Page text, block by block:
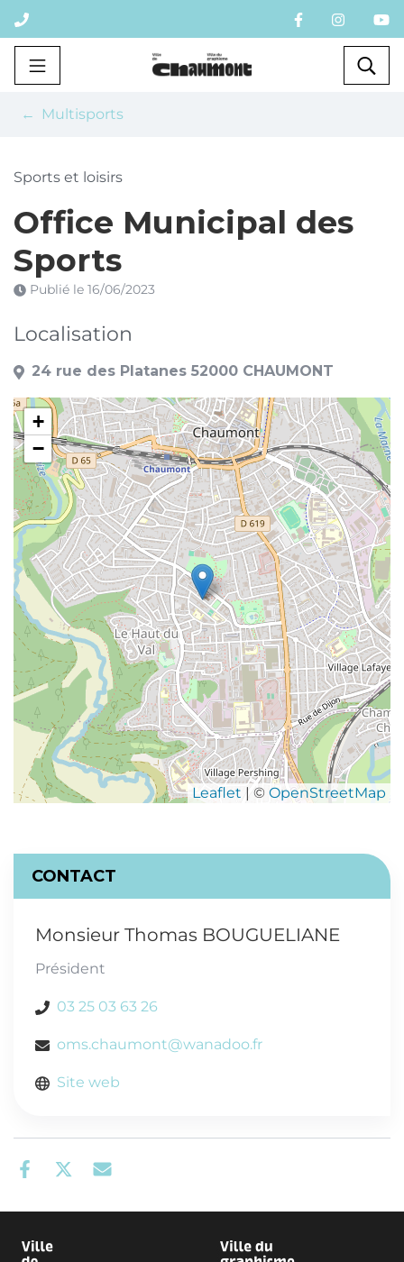
Aller
au
contenu
Chaumont
Multisports
Sports et loisirs
Office Municipal des
Sports
Publié le 16/06/2023
Localisation
24 rue des Platanes 52000 CHAUMONT
+
−
Leaflet | © OpenStreetMap
CONTACT
Monsieur Thomas BOUGUELIANE
Président
03 25 03 63 26
oms.chaumont@wanadoo.fr
Site web